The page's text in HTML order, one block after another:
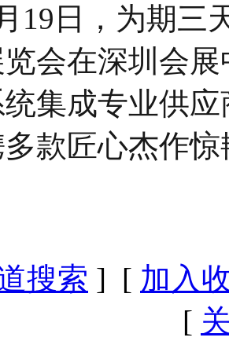
19日，为期三
会在深圳会
统集成专业供
款匠心杰作
搜索 ] [ 加入
[